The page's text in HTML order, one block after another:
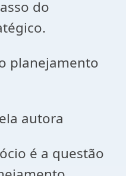
do
planejamento
autora
é a questão